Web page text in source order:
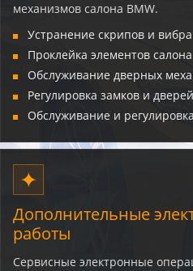
механизмов салона BMW.
Устранение скрипов и
Проклейка элементов салона
Обслуживание дверных
Регулировка замков и дверей
Обслуживание и
✦
Дополнительные
работы
Сервисные электронные